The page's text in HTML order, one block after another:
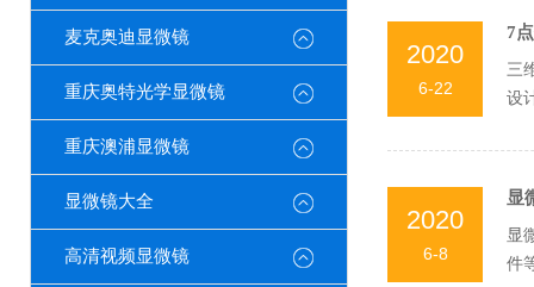
麦克奥迪显微镜
重庆奥特光学显微镜
重庆澳浦显微镜
显微镜大全
高清视频显微镜
2020
6-22
7
三
设
2020
6-8
显
显
件